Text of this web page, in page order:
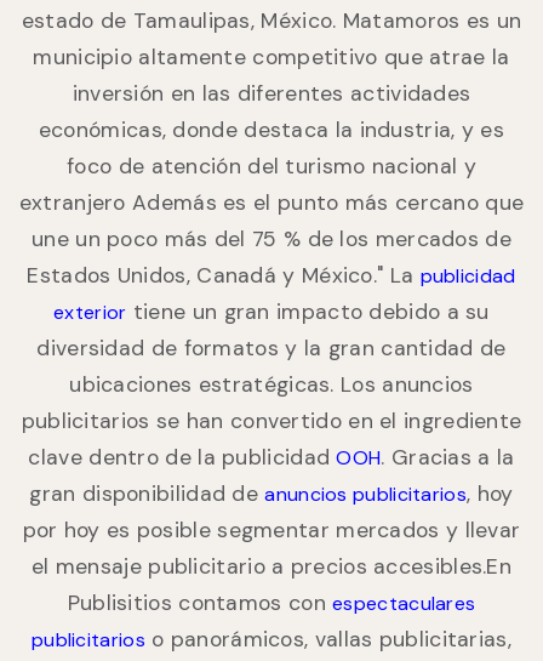
estado de Tamaulipas, México. Matamoros es un
municipio altamente competitivo que atrae la
inversión en las diferentes actividades
económicas, donde destaca la industria, y es
foco de atención del turismo nacional y
extranjero Además es el punto más cercano que
une un poco más del 75 % de los mercados de
Estados Unidos, Canadá y México." La publicidad
exterior tiene un gran impacto debido a su
diversidad de formatos y la gran cantidad de
ubicaciones estratégicas. Los anuncios
publicitarios se han convertido en el ingrediente
clave dentro de la publicidadOOH. Gracias a la
gran disponibilidad deanuncios publicitarios, hoy
por hoy es posible segmentar mercados y llevar
el mensaje publicitario a precios accesibles.En
Publisitios contamos conespectaculares
publicitarios o panorámicos, vallas publicitarias,